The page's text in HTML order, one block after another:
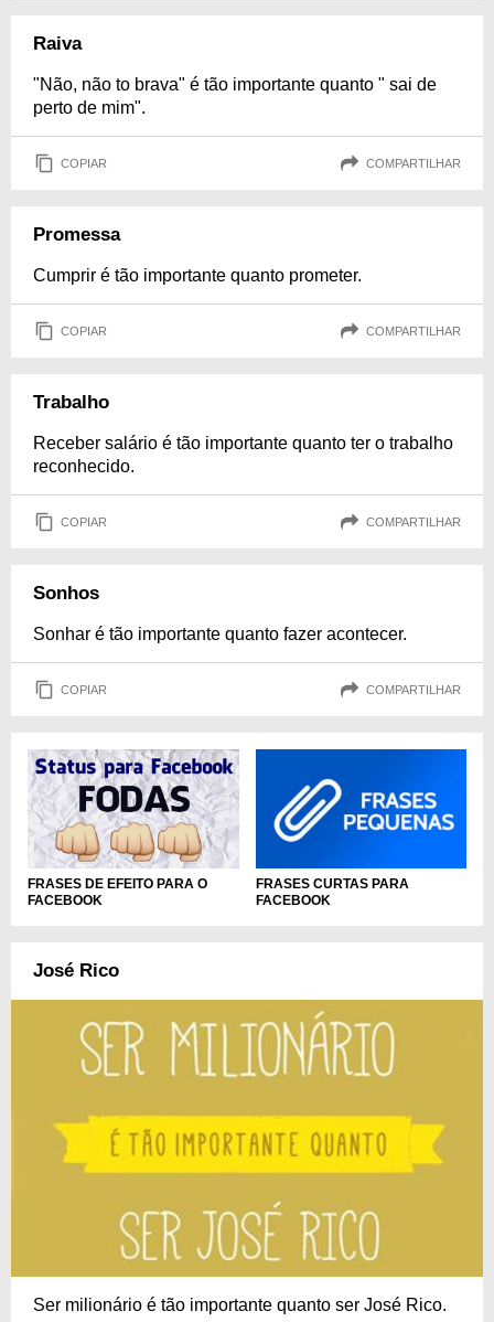
Raiva
"Não, não to brava" é tão importante quanto " sai de
perto de mim".
COPIAR COMPARTILHAR
Promessa
Cumprir é tão importante quanto prometer.
COPIAR COMPARTILHAR
Trabalho
Receber salário é tão importante quanto ter o trabalho
reconhecido.
COPIAR COMPARTILHAR
Sonhos
Sonhar é tão importante quanto fazer acontecer.
COPIAR COMPARTILHAR
FRASES DE EFEITO PARA O
FACEBOOK
FRASES CURTAS PARA
FACEBOOK
José Rico
Ser milionário é tão importante quanto ser José Rico.